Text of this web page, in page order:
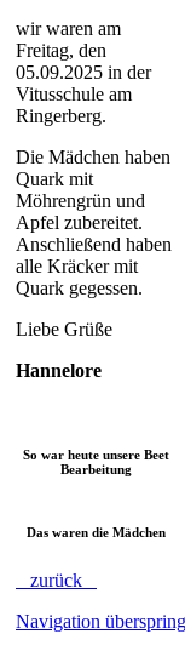
wir waren am
Freitag, den
05.09.2025 in der
Vitusschule am
Ringerberg.
Die Mädchen haben
Quark mit
Möhrengrün und
Apfel zubereitet.
Anschließend haben
alle Kräcker mit
Quark gegessen.
Liebe Grüße
Hannelore
So war heute unsere Beet
Bearbeitung
Das waren die Mädchen
zurück
Navigation